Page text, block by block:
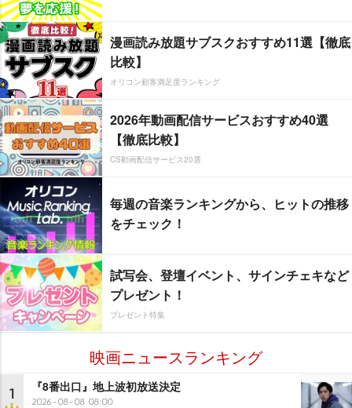
漫画読み放題サブスクおすすめ11選【徹底
比較】
オリコン顧客満足度ランキング
2026年動画配信サービスおすすめ40選
【徹底比較】
CS動画配信サービス20選
毎週の音楽ランキングから、ヒットの推移
をチェック！
試写会、登壇イベント、サインチェキなど
プレゼント！
プレゼント特集
映画ニュースランキング
1 『8番出口』地上波初放送決定
2026-08-08 08:00